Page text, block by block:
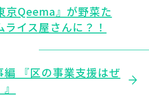
京Qeema』が野菜た
ライス屋さんに？！
編 『区の事業支援はぜ